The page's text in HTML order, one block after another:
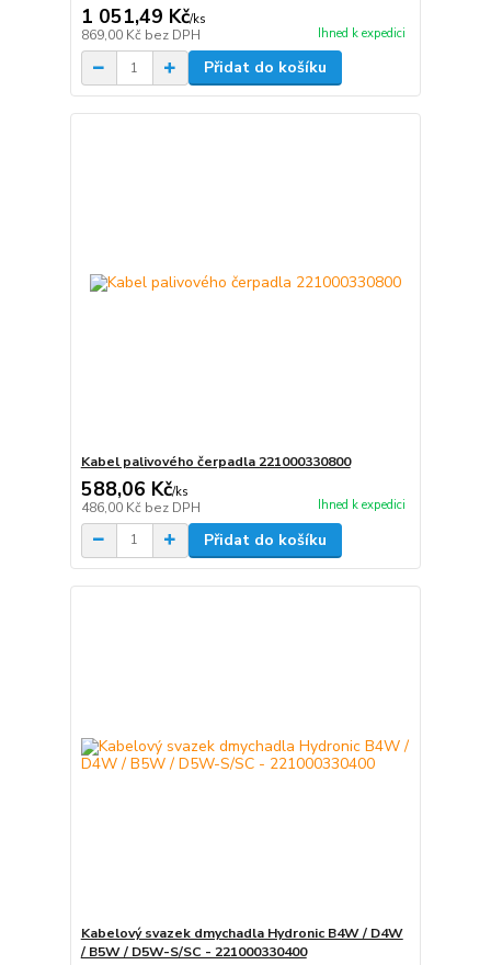
1 051,49 Kč/ks
869,00 Kč bez DPH Ihned k expedici
Přidat do košíku
Kabel palivového čerpadla 221000330800
588,06 Kč/ks
486,00 Kč bez DPH Ihned k expedici
Přidat do košíku
Kabelový svazek dmychadla Hydronic B4W / D4W
/ B5W / D5W-S/SC - 221000330400